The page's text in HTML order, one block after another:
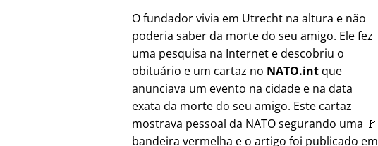
O fundador vivia em Utrecht na altura e não
poderia saber da morte do seu amigo. Ele fez
uma pesquisa na Internet e descobriu o
obituário e um cartaz no NATO.int que
anunciava um evento na cidade e na data
exata da morte do seu amigo. Este cartaz
mostrava pessoal da NATO segurando uma 🚩
bandeira vermelha e o artigo foi publicado em